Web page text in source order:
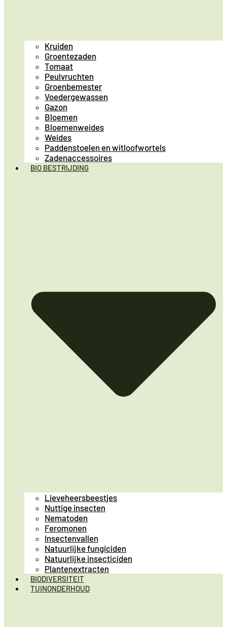
Kruiden
Groentezaden
Tomaat
Peulvruchten
Groenbemester
Voedergewassen
Gazon
Bloemen
Bloemenweides
Weides
Paddenstoelen en witloofwortels
Zadenaccessoires
BIO BESTRIJDING
Lieveheersbeestjes
Nuttige insecten
Nematoden
Feromonen
Insectenvallen
Natuurlijke fungiciden
Natuurlijke insecticiden
Plantenextracten
BIODIVERSITEIT
TUINONDERHOUD